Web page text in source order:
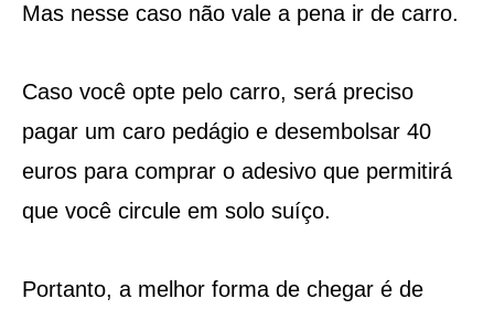
Mas nesse caso não vale a pena ir de carro.
Caso você opte pelo carro, será preciso
pagar um caro pedágio e desembolsar 40
euros para comprar o adesivo que permitirá
que você circule em solo suíço.
Portanto, a melhor forma de chegar é de